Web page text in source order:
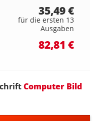
35,49 €
für die ersten 13
Ausgaben
82,81 €
Computer Bild